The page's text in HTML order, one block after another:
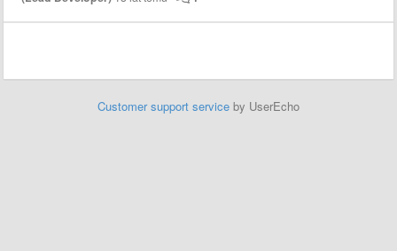
Customer support service by UserEcho